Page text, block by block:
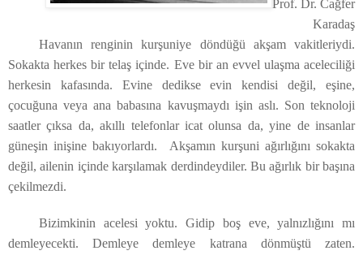
Prof. Dr. Cağfer
Karadaş
Havanın renginin kurşuniye döndüğü akşam vakitleriydi.
Sokakta herkes bir telaş içinde. Eve bir an evvel ulaşma aceleciliği
herkesin kafasında. Evine dedikse evin kendisi değil, eşine,
çocuğuna veya ana babasına kavuşmaydı işin aslı. Son teknoloji
saatler çıksa da, akıllı telefonlar icat olunsa da, yine de insanlar
güneşin inişine bakıyorlardı. Akşamın kurşuni ağırlığını sokakta
değil, ailenin içinde karşılamak derdindeydiler. Bu ağırlık bir başına
çekilmezdi.
Bizimkinin acelesi yoktu. Gidip boş eve, yalnızlığını mı
demleyecekti. Demleye demleye katrana dönmüştü zaten.